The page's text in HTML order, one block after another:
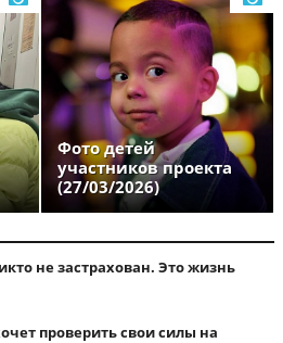
Фото детей
участников проекта
(27/03/2026)
не застрахован. Это жизнь
проверить свои силы на